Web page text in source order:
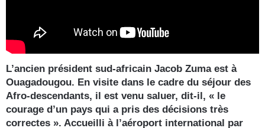
L’ancien président sud-africain Jacob Zuma est à
Ouagadougou. En visite dans le cadre du séjour des
Afro-descendants, il est venu saluer, dit-il, « le
courage d’un pays qui a pris des décisions très
correctes ». Accueilli à l’aéroport international par